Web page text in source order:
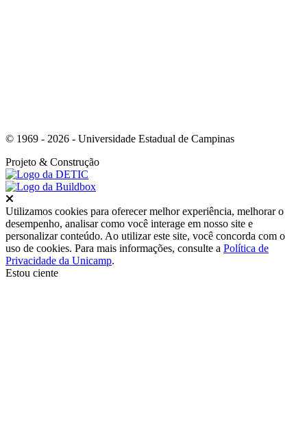
© 1969 - 2026 - Universidade Estadual de Campinas
Projeto & Construção
Utilizamos cookies para oferecer melhor experiência, melhorar o
desempenho, analisar como você interage em nosso site e
personalizar conteúdo. Ao utilizar este site, você concorda com o
uso de cookies. Para mais informações, consulte a Política de
Privacidade da Unicamp.
Estou ciente